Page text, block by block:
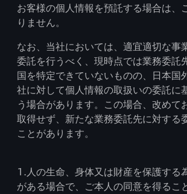
お客様の個人情報を預託する場合は、
りません。
なお、当社においては、適宜適切な事
委託を行うべく、現時点では業務委託
国を特定できていないものの、日本国
社に対して個人情報の取扱いの委託に
う場合があります。この場合、改めて
取得せず、新たな業務委託先に対する
ことがあります。
1.人の生命、身体又は財産を保護する
がある場合で、ご本人の同意を得るこ